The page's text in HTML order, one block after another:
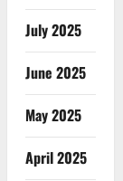
July 2025
June 2025
May 2025
April 2025